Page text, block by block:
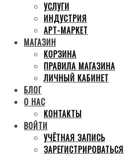
УСЛУГИ
ИНДУСТРИЯ
АРТ-МАРКЕТ
МАГАЗИН
КОРЗИНА
ПРАВИЛА МАГАЗИНА
ЛИЧНЫЙ КАБИНЕТ
БЛОГ
О НАС
КОНТАКТЫ
ВОЙТИ
УЧЁТНАЯ ЗАПИСЬ
ЗАРЕГИСТРИРОВАТЬСЯ